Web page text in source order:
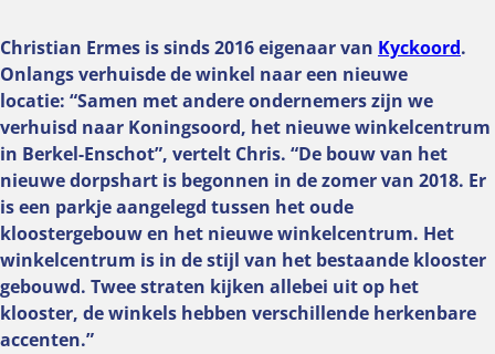
Christian Ermes is sinds 2016 eigenaar van Kyckoord.
Onlangs verhuisde de winkel naar een nieuwe
locatie: “Samen met andere ondernemers zijn we
verhuisd naar Koningsoord, het nieuwe winkelcentrum
in Berkel-Enschot”, vertelt Chris. “De bouw van het
nieuwe dorpshart is begonnen in de zomer van 2018. Er
is een parkje aangelegd tussen het oude
kloostergebouw en het nieuwe winkelcentrum. Het
winkelcentrum is in de stijl van het bestaande klooster
gebouwd. Twee straten kijken allebei uit op het
klooster, de winkels hebben verschillende herkenbare
accenten.”